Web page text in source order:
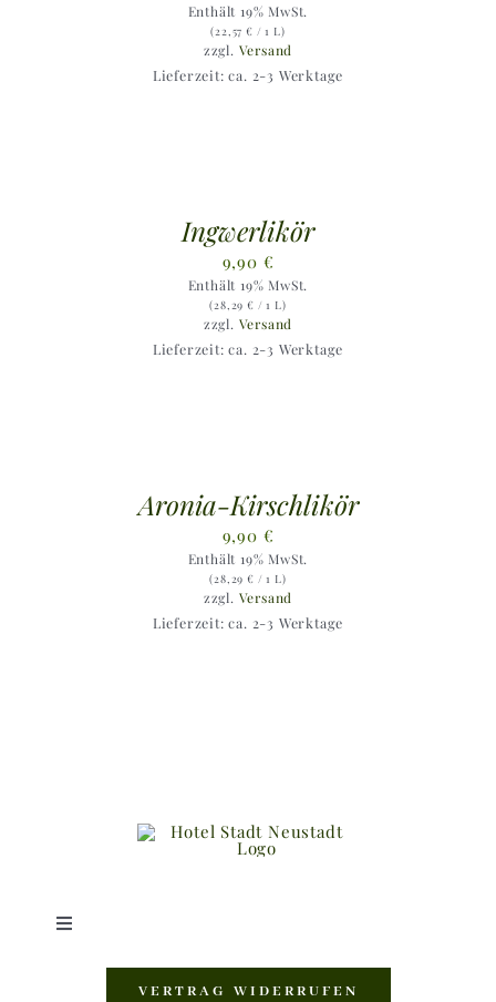
Enthält 19% MwSt.
(22,57€ / 1 L)
zzgl. Versand
Lieferzeit: ca. 2-3 Werktage
Ingwerlikör
9,90 €
Enthält 19% MwSt.
(28,29€ / 1 L)
zzgl. Versand
Lieferzeit: ca. 2-3 Werktage
Aronia-Kirschlikör
9,90 €
Enthält 19% MwSt.
(28,29€ / 1 L)
zzgl. Versand
Lieferzeit: ca. 2-3 Werktage
Toggle
VERTRAG WIDERRUFEN